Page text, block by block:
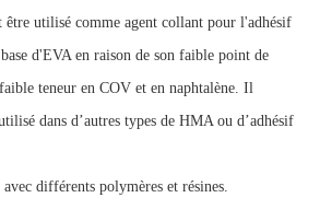
utilisé comme agent collant pour l'adhésif
d'EVA en raison de son faible point de
teneur en COV et en naphtalène. Il
dans d’autres types de HMA ou d’adhésif
différents polymères et résines.